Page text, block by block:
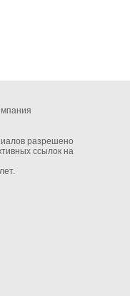
разрешено
ссылок на